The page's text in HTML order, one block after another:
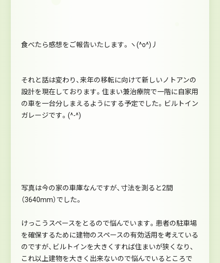
食べたら感想をご報告いたします。ヽ(^o^)丿
それと話は変わり、来年の移転に向けて新しいノトアンの
設計を現在しております。住まい兼治療院で一階に自家用
の車を一台分しまえるようにする予定でした。ビルトイン
ガレージです。(^-^)
写真は今の家の車庫なんですが、寸法を測ると2間
（3640mm）でした。
けっこうスペースをとるので悩んでいます。患者の駐車場
を確保するために建物のスペースの有効活用を考えている
のですが、ビルトインを大きくすれば住まいが狭くなり、
これ以上建物を大きく出来ないので悩んでいるところで